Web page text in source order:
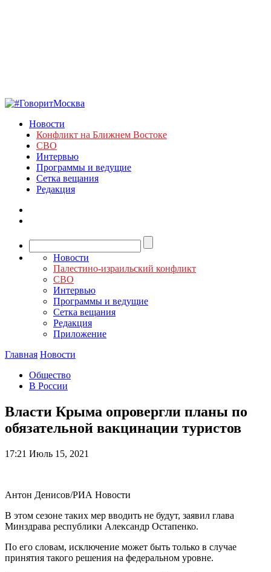
Новости
Конфликт на Ближнем Востоке
СВО
Интервью
Программы и ведущие
Сетка вещания
Редакция
Новости
Палестино-израильский конфликт
СВО
Интервью
Программы и ведущие
Сетка вещания
Редакция
Приложение
Главная Новости
Общество
В России
Власти Крыма опровергли планы по
обязательной вакцинации туристов
17:21 Июль 15, 2021
Антон Денисов/РИА Новости
В этом сезоне таких мер вводить не будут, заявил глава
Минздрава республики Александр Остапенко.
По его словам, исключение может быть только в случае
принятия такого решения на федеральном уровне.